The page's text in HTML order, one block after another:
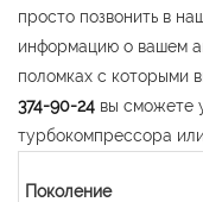
просто позвонить в
информацию о вашем
поломках с которыми
374-90-24 вы сможете
турбокомпрессора
Поколение